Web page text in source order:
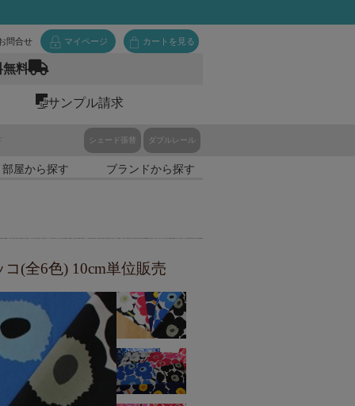
問合せ マイページ カートを見る
無料
サンプル請求
シェード張替 ダブルレール
屋から探す ブランドから探す
(全6色) 10cm単位販売